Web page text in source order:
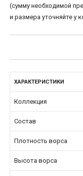
(сумму необходимой
и размера уточняйте у
ХАРАКТЕРИСТИКИ
Коллекция
Состав
Плотность ворса
Высота ворса